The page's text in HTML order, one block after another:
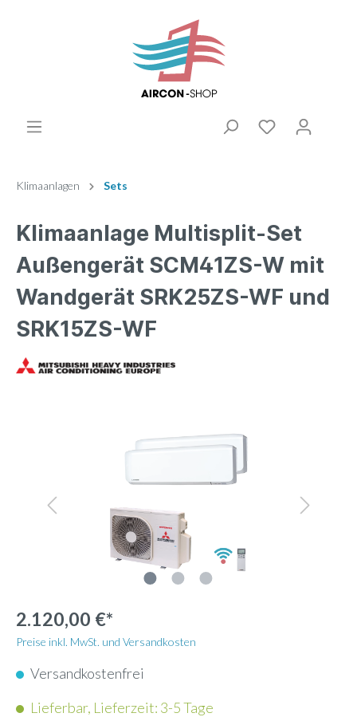
Klimaanlagen Sets
Klimaanlage Multisplit-Set
Außengerät SCM41ZS-W mit
Wandgerät SRK25ZS-WF und
SRK15ZS-WF
2.120,00 €*
Preise inkl. MwSt. und Versandkosten
Versandkostenfrei
Lieferbar, Lieferzeit: 3-5 Tage